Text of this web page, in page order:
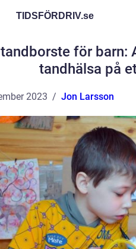
TIDSFÖRDRIV.se
för barn:
tandhälsa på
2023 Jon Larsson